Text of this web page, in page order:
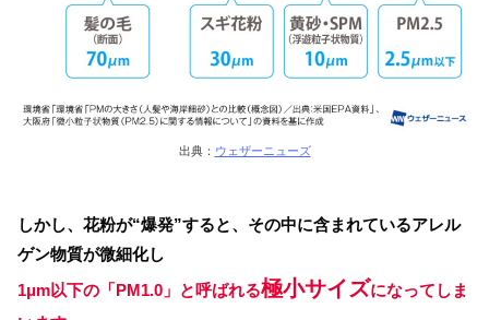
出典： ウェザーニューズ
しかし、花粉が“爆発”すると、その中に含まれているアレル
ゲン物質が微細化し
1μm以下の「PM1.0」と呼ばれる極小サイズになってしま